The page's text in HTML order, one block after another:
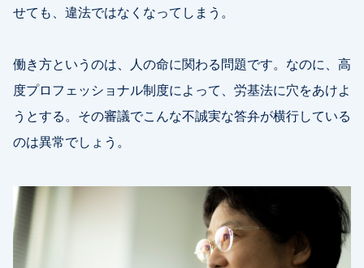
せても、違法ではなくなってしまう。
働き方というのは、人の命に関わる問題です。なのに、高
度プロフェッショナル制度によって、労基法に穴をあけよ
うとする。その審議でこんな不誠実な答弁が横行している
のは異常でしょう。